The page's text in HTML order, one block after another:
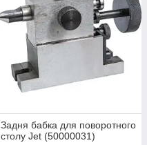
Задня бабка для поворотного
столу Jet (50000031)